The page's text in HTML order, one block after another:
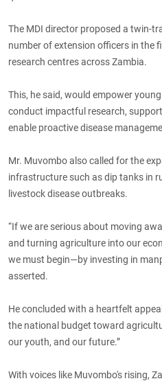
The MDI director proposed a twin-
number of extension officers in the
research centres across Zambia.
This, he said, would empower
conduct impactful research,
enable proactive disease
Mr. Muvombo also called for the
infrastructure such as dip tanks in
livestock disease outbreaks.
“If we are serious about moving
and turning agriculture into our
we must begin—by investing in
asserted.
He concluded with a heartfelt
the national budget toward
our youth, and our future.”
With voices like Muvombo's rising,